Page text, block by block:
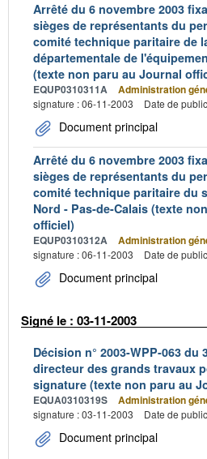
Arrêté du 6 novembre 2003
sièges de représentants du
comité technique paritaire de
départementale de
(texte non paru au Journal
EQUP0310311A Administration
signature : 06-11-2003
Date de
Document principal
Arrêté du 6 novembre 2003
sièges de représentants du
comité technique paritaire du
Nord - Pas-de-Calais (texte
officiel)
EQUP0310312A Administration
signature : 06-11-2003
Date de
Document principal
Signé le : 03-11-2003
Décision n° 2003-WPP-063 du
directeur des grands travaux
signature (texte non paru au
EQUA0310319S Administration
signature : 03-11-2003
Date de
Document principal